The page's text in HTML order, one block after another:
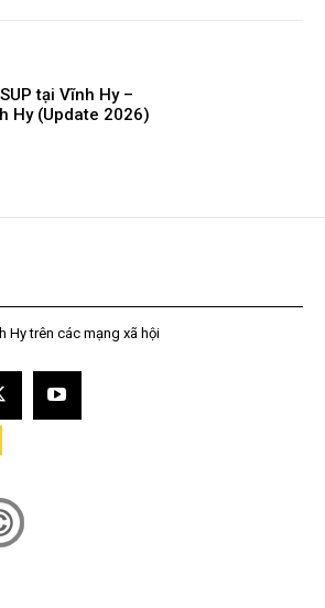
tại Vĩnh Hy –
Hy (Update 2026)
Hy trên các mạng xã hội